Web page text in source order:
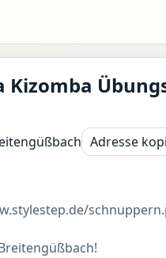
Kizomba
Adresse